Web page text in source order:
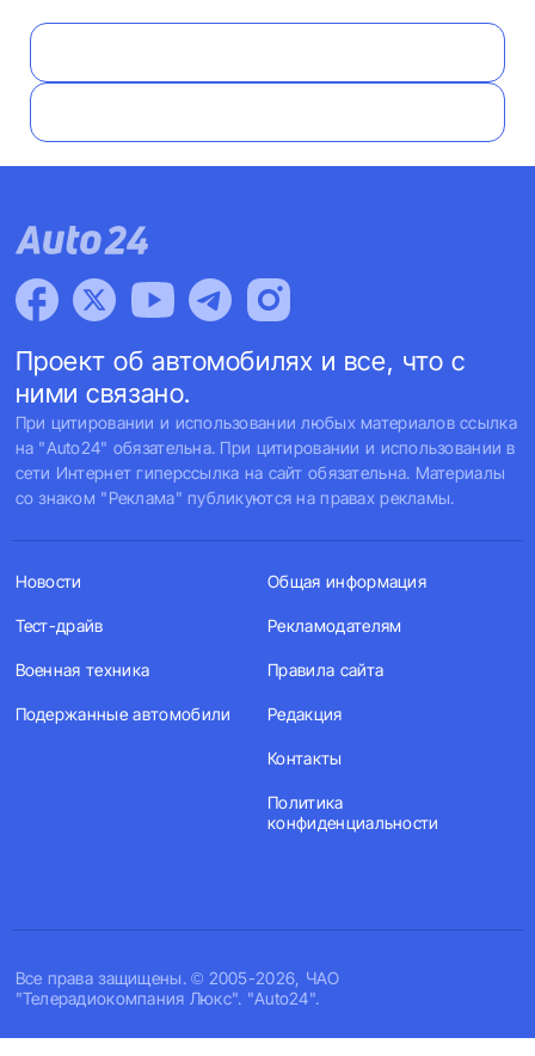
Проект об автомобилях и все, что с
ними связано.
При цитировании и использовании любых материалов ссылка
на "Auto24" обязательна. При цитировании и использовании в
сети Интернет гиперссылка на сайт обязательна. Материалы
со знаком "Реклама" публикуются на правах рекламы.
Все права защищены. © 2005-2026, ЧАО
"Телерадиокомпания Люкс". "Auto24".
Новости
Тест-драйв
Военная техника
Подержанные автомобили
Общая информация
Рекламодателям
Правила сайта
Редакция
Контакты
Политика
конфиденциальности